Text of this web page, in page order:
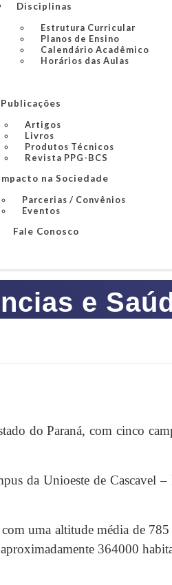
Disciplinas
Estrutura Curricular
Planos de Ensino
Calendário Acadêmico
Horários das Aulas
Publicações
Artigos
Livros
Produtos Técnicos
Revista PPG-BCS
na Sociedade
Parcerias / Convênios
Eventos
Fale Conosco
e
do Paraná, com cinco
da Unioeste de Cascavel
uma altitude média de
364000